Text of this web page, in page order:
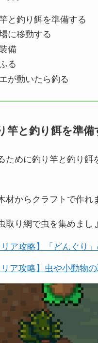
と釣り餌を準備する
に移動する
備
る
が動いたら釣る
竿と釣り餌を準備
ために釣り竿と釣り餌
材からクラフトで作れ
取り網で虫を集めまし
リア攻略】「どんぐり
リア攻略】虫や小動物